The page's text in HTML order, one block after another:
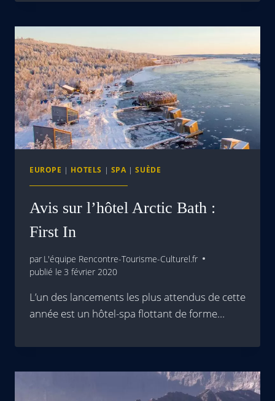
EUROPE | HOTELS | SPA |SUÈDE
Avis sur l’hôtel Arctic Bath :
First In
par L'équipe Rencontre-Tourisme-Culturel.fr
publié le 3 février 2020
L’un des lancements les plus attendus de cette
année est un hôtel-spa flottant de forme…